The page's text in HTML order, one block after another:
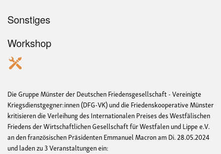
Sonstiges
Workshop
Die Gruppe Münster der Deutschen Friedensgesellschaft - Vereinigte
Kriegsdienstgegner:innen (DFG-VK) und die Friedenskooperative Münster
kritisieren die Verleihung des Internationalen Preises des Westfälischen
Friedens der Wirtschaftlichen Gesellschaft für Westfalen und Lippe e.V.
an den französischen Präsidenten Emmanuel Macron am Di. 28.05.2024
und laden zu 3 Veranstaltungen ein: